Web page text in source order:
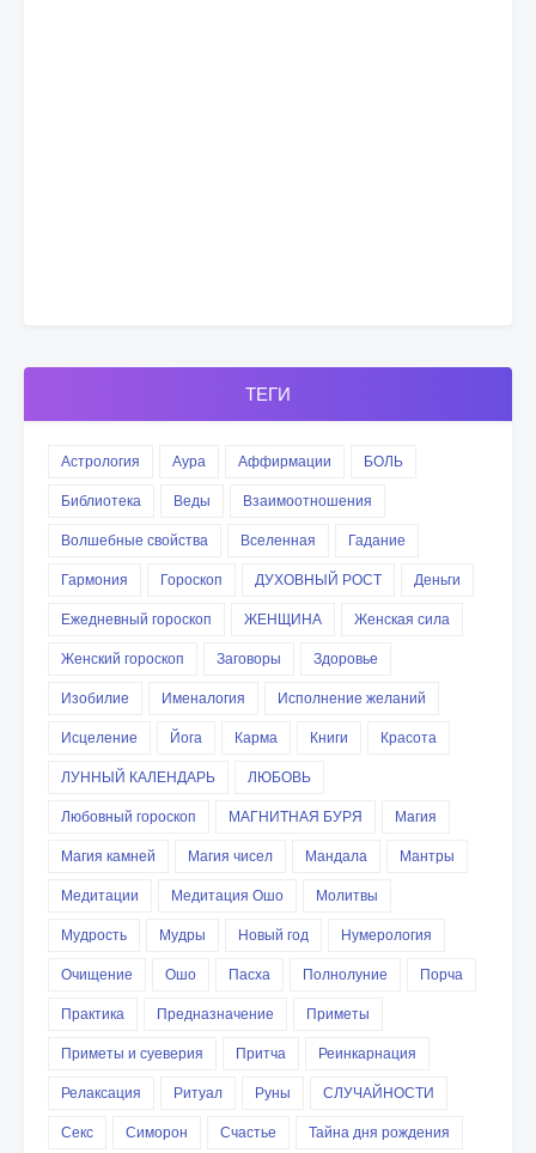
ТЕГИ
Астрология Аура Аффирмации
БОЛЬ
Библиотека
Веды
Взаимоотношения
Волшебные свойства
Вселенная
Гадание
Гармония
Гороскоп ДУХОВНЫЙ РОСТ
Деньги
Ежедневный гороскоп
ЖЕНЩИНА
Женская сила
Женский гороскоп
Заговоры
Здоровье
Изобилие
Именалогия
Исполнение желаний
Исцеление
Йога Карма Книги
Красота
ЛУННЫЙ КАЛЕНДАРЬ
ЛЮБОВЬ
Любовный гороскоп
МАГНИТНАЯ БУРЯ
Магия
Магия камней
Магия чисел Мандала
Мантры
Медитации
Медитация Ошо
Молитвы
Мудрость
Мудры Новый год
Нумерология
Очищение
Ошо Пасха Полнолуние
Порча
Практика
Предназначение
Приметы
Приметы и суеверия
Притча
Реинкарнация
Релаксация
Ритуал Руны
СЛУЧАЙНОСТИ
Секс
Симорон Счастье
Тайна дня рождения